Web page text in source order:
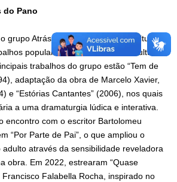
do Pano
grupo Atrás do Pano investiga a cultura
populares da oralidade e da cultura
trabalhos do grupo estão “Tem de
adaptação da obra de Marcelo Xavier,
e “Estórias Cantantes” (2006), nos quais
a uma dramaturgia lúdica e interativa.
encontro com o escritor Bartolomeu
“Por Parte de Pai”, o que ampliou o
através da sensibilidade reveladora
obra. Em 2022, estrearam “Quase
Francisco Falabella Rocha, inspirado no